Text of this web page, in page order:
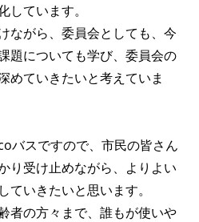
ています。
ながら、委員会としても、今
題についても学び、委員会の
めていきたいと考えていま
バスですので、市民の皆さん
り受け止めながら、よりよい
いきたいと思います。
者の方々まで、誰もが使いや